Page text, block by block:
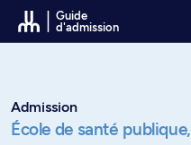
Passer au contenu
Guide
d'admission
Admission
École de santé publique,